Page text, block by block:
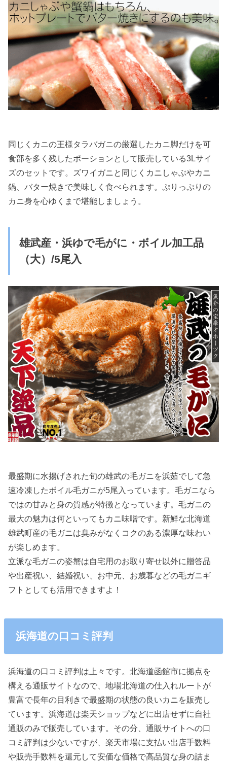
同じくカニの王様タラバガニの厳選したカニ脚だけを可
食部を多く残したポーションとして販売している3Lサイ
ズのセットです。ズワイガニと同じくカニしゃぶやカニ
鍋、バター焼きで美味しく食べられます。ぷりっぷりの
カニ身を心ゆくまで堪能しましょう。
雄武産・浜ゆで毛がに・ボイル加工品
（大）/5尾入
最盛期に水揚げされた旬の雄武の毛ガニを浜茹でして急
速冷凍したボイル毛ガニが5尾入っています。毛ガニなら
ではの甘みと身の質感が特徴となっています。毛ガニの
最大の魅力は何といってもカニ味噌です。新鮮な北海道
雄武町産の毛ガニは臭みがなくコクのある濃厚な味わい
が楽しめます。
立派な毛ガニの姿蟹は自宅用のお取り寄せ以外に贈答品
や出産祝い、結婚祝い、お中元、お歳暮などの毛ガニギ
フトとしても活用できますよ！
浜海道の口コミ評判
浜海道の口コミ評判は上々です。北海道函館市に拠点を
構える通販サイトなので、地場北海道の仕入れルートが
豊富で長年の目利きで最盛期の状態の良いカニを販売し
ています。浜海道は楽天ショップなどに出店せずに自社
通販のみで販売しています。その分、通販サイトへの口
コミ評判は少ないですが、楽天市場に支払い出店手数料
や販売手数料を還元して安価な価格で高品質な身の詰ま